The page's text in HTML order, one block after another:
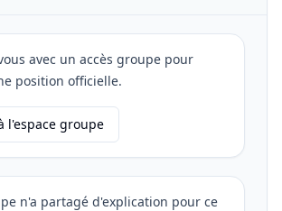
avec un accès groupe pour
position officielle.
l'espace groupe
n'a partagé d'explication pour ce